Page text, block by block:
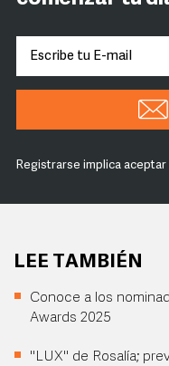
Registrarse implica aceptar
LEE TAMBIÉN
Conoce a los
Awards 2025
"LUX" de Rosalía;